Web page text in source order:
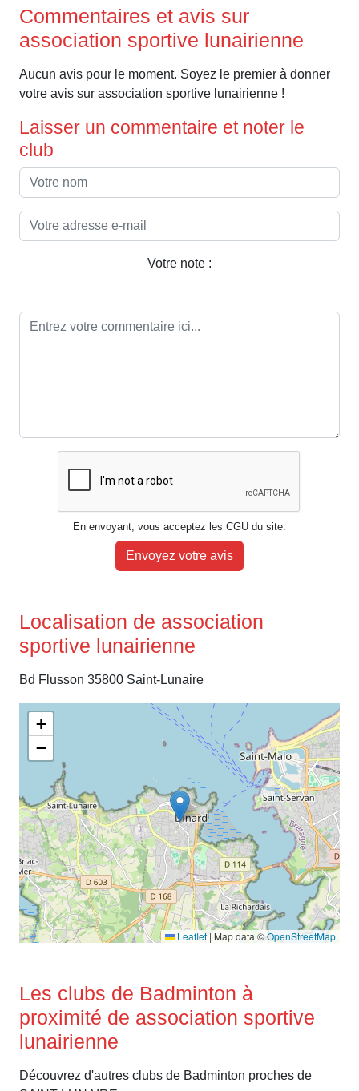
Commentaires et avis sur
association sportive lunairienne
Aucun avis pour le moment. Soyez le premier à donner
votre avis sur association sportive lunairienne !
Laisser un commentaire et noter le
club
Votre note :
En envoyant, vous acceptez les CGU du site.
Envoyez votre avis
Localisation de association
sportive lunairienne
Bd Flusson 35800 Saint-Lunaire
+
−
Leaflet | Map data ©OpenStreetMap
Les clubs de Badminton à
proximité de association sportive
lunairienne
Découvrez d'autres clubs de Badminton proches de